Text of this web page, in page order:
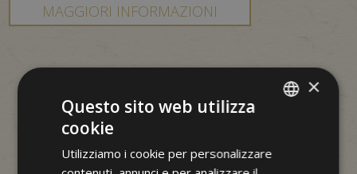
MAGGIORI INFORMAZIONI
GERMAN
×
Questo sito web utilizza
cookie
Utilizziamo i cookie per personalizzare